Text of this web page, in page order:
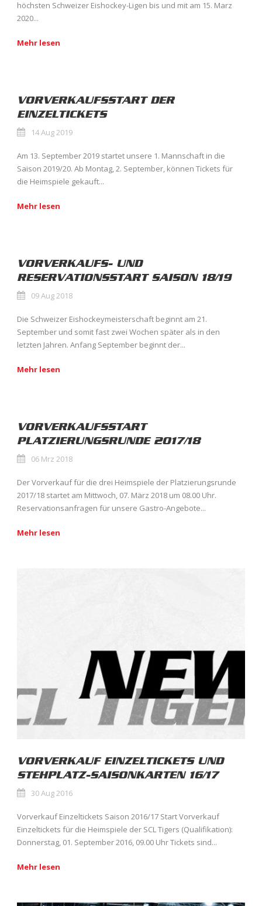
höchsten Schweizer Eishockey-Ligen bis und mit am 15. Marz
2020...
Mehr lesen
VORVERKAUFSSTART DER
EINZELTICKETS
14 Aug 2019
Am 13. September 2019 startet unsere 1. Mannschaft in die
Saison 2019/20. Ab Montag, 2. September, können Tickets für
die Heimspiele gekauft...
Mehr lesen
VORVERKAUFS- UND
RESERVATIONSSTART SAISON 18/19
09 Aug 2018
Die Schweizer Eishockeymeisterschaft beginnt am 21.
September und somit fast zwei Wochen später als in den
letzten Jahren. Anfang September beginnt der...
Mehr lesen
VORVERKAUFSSTART
PLATZIERUNGSRUNDE 2017/18
06 Mrz 2018
Der Vorverkauf für die drei Heimspiele der Platzierungsrunde
2017/18 startet am Mittwoch, 07. März 2018 um 08.00 Uhr.
Reservationsanfragen für unsere Gastro-Angebote...
Mehr lesen
VORVERKAUF EINZELTICKETS UND
STEHPLATZ-SAISONKARTEN 16/17
30 Aug 2016
Vorverkauf Einzeltickets Saison 2016/17 Start Vorverkauf
Einzeltickets für die Heimspiele der SCL Tigers (Qualifikation):
Donnerstag, 01. September 2016, 09.00 Uhr Tickets sind...
Mehr lesen